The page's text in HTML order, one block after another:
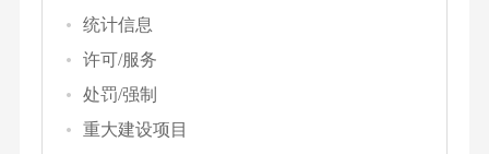
统计信息
许可/服务
处罚/强制
重大建设项目